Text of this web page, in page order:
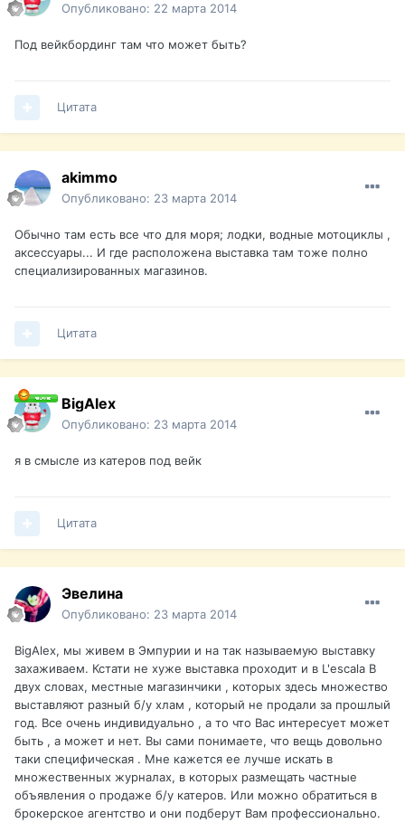
Опубликовано: 22 марта 2014
Под вейкбординг там что может быть?
Цитата
akimmo
Опубликовано: 23 марта 2014
Обычно там есть все что для моря; лодки, водные мотоциклы ,
аксессуары... И где расположена выставка там тоже полно
специализированных магазинов.
Цитата
BigAlex
Опубликовано: 23 марта 2014
я в смысле из катеров под вейк
Цитата
Эвелина
Опубликовано: 23 марта 2014
BigAlex, мы живем в Эмпурии и на так называемую выставку
захаживаем. Кстати не хуже выставка проходит и в L'escala В
двух словах, местные магазинчики , которых здесь множество
выставляют разный б/у хлам , который не продали за прошлый
год. Все очень индивидуально , а то что Вас интересует может
быть , а может и нет. Вы сами понимаете, что вещь довольно
таки специфическая . Мне кажется ее лучше искать в
множественных журналах, в которых размещать частные
объявления о продаже б/у катеров. Или можно обратиться в
брокерское агентство и они подберут Вам профессионально.